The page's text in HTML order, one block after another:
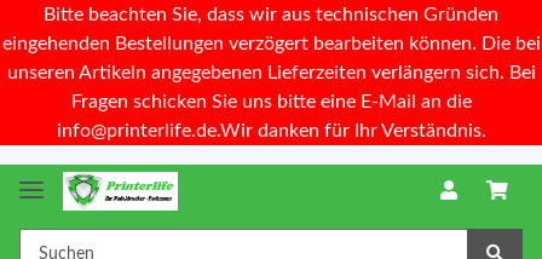
Bitte beachten Sie, dass wir aus technischen Gründen
eingehenden Bestellungen verzögert bearbeiten können. Die bei
unseren Artikeln angegebenen Lieferzeiten verlängern sich. Bei
Fragen schicken Sie uns bitte eine E-Mail an die
info@printerlife.de.Wir danken für Ihr Verständnis.